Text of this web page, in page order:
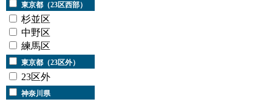
東京都（23区西部）
杉並区
中野区
練馬区
東京都（23区外）
23区外
神奈川県